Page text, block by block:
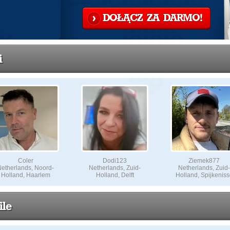
DOŁĄCZ ZA DARMO!
Coler
Noord-
Holland, Haarlem
Dodi123
Netherlands, Zuid-
Holland, Delft
Ziemek877
Netherlands, Zuid-
Holland,